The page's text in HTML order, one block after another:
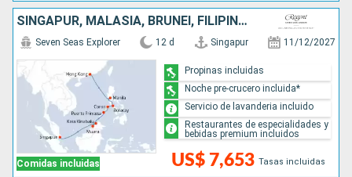
SINGAPUR, MALASIA, BRUNEI, FILIPINAS, CHINA
Comidas incluidas
Seven Seas Explorer 12 d Singapur 11/12/2027
US$ 7,653 Tasas incluidas
Propinas incluidas
Noche pre-crucero incluida*
Servicio de lavanderia incluido
Restaurantes de especialidades y
bebidas premium incluidos